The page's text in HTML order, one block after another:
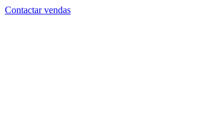
Contactar vendas